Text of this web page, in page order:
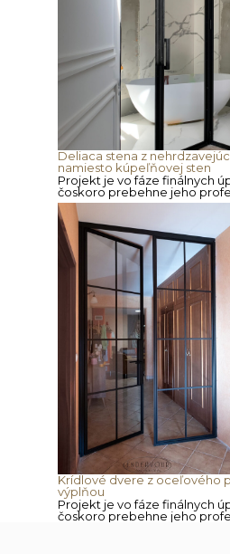
Projekt je vo fáze finálnych
čoskoro prebehne jeho
Krídlové dvere z oceľového
výplňou
Deliaca stena z
namiesto kúpeľňovej sten
Projekt je vo fáze finálnych
čoskoro prebehne jeho